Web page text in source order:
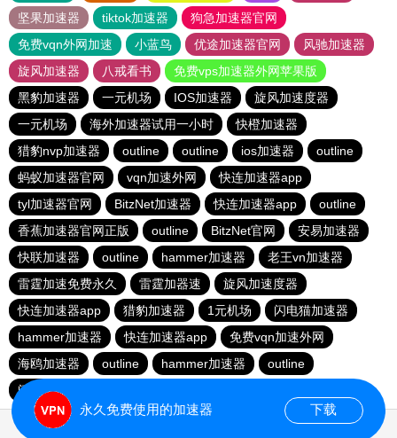
坚果加速器
tiktok加速器
狗急加速器官网
免费vqn外网加速
小蓝鸟 优途加速器官网
风驰加速器
旋风加速器
八戒看书
免费vps加速器外网苹果版
黑豹加速器
一元机场 IOS加速器
旋风加速度器
一元机场
海外加速器试用一小时
快橙加速器
猎豹nvp加速器
outline outline ios加速器
outline
蚂蚁加速器官网
vqn加速外网
快连加速器app
tyl加速器官网
BitzNet加速器 快连加速器app
outline
香蕉加速器官网正版
outline BitzNet官网
安易加速器
快联加速器
outline hammer加速器
老王vn加速器
雷霆加速免费永久
雷霆加器速
旋风加速度器
快连加速器app
猎豹加速器 1元机场
闪电猫加速器
hammer加速器
快连加速器app
免费vqn加速外网
海鸥加速器
outline hammer加速器
outline
闪电猫加速器
永久免费使用的加速器 下载